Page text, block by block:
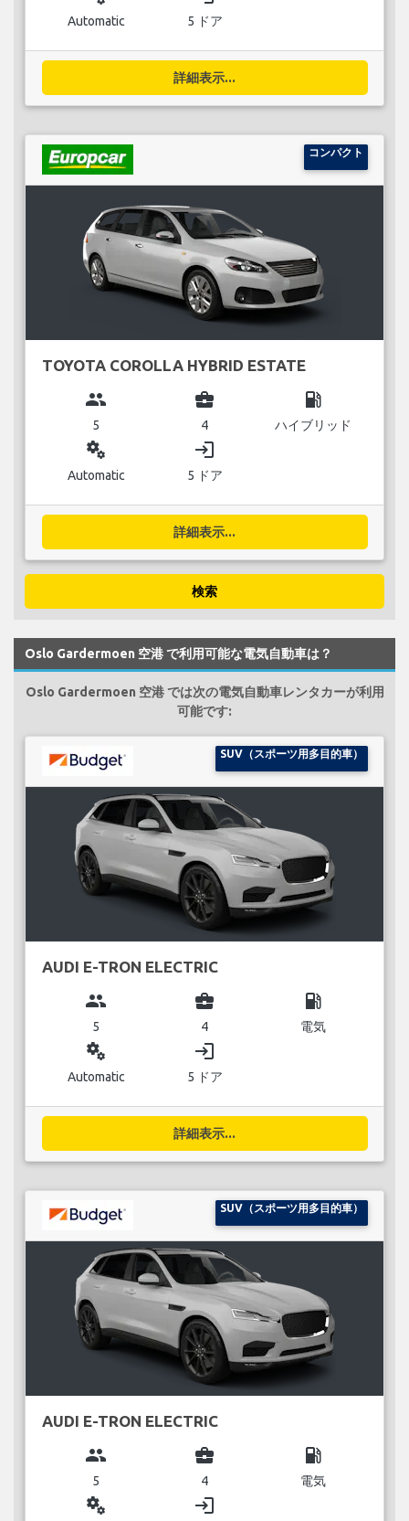
Automatic 5 ドア
詳細表示...
コンパクト
TOYOTA COROLLA HYBRID ESTATE
group
5
business_center
4
local_gas_station
ハイブリッド
miscellaneous_services
Automatic
login
5 ドア
詳細表示...
検索
Oslo Gardermoen 空港 で利用可能な電気自動車は？
Oslo Gardermoen 空港 では次の電気自動車レンタカーが利用
可能です:
SUV（スポーツ用多目的車）
AUDI E-TRON ELECTRIC
group
5
business_center
4
local_gas_station
電気
miscellaneous_services
Automatic
login
5 ドア
詳細表示...
SUV（スポーツ用多目的車）
AUDI E-TRON ELECTRIC
group
5
business_center
4
local_gas_station
電気
miscellaneous_services login